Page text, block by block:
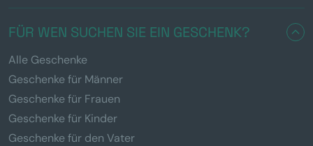
FÜR WEN SUCHEN SIE EIN GESCHENK?
Alle Geschenke
Geschenke für Männer
Geschenke für Frauen
Geschenke für Kinder
Geschenke für den Vater